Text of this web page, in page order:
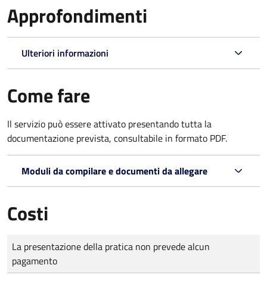
Approfondimenti
Ulteriori informazioni
Come fare
Il servizio può essere attivato presentando tutta la
documentazione prevista, consultabile in formato PDF.
Moduli da compilare e documenti da allegare
Costi
Tipo di pagamento
Importo
La presentazione della pratica non prevede alcun
pagamento